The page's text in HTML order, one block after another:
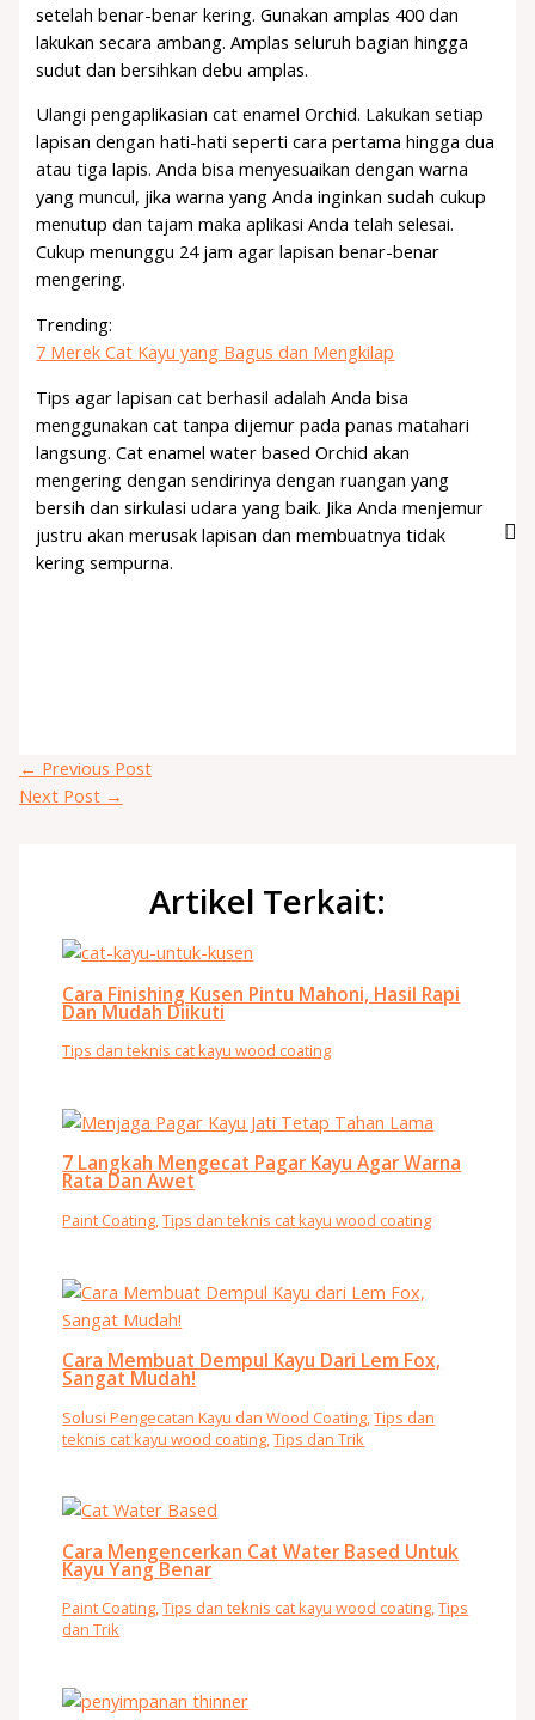
setelah benar-benar kering. Gunakan amplas 400 dan
lakukan secara ambang. Amplas seluruh bagian hingga
sudut dan bersihkan debu amplas.
Ulangi pengaplikasian cat enamel Orchid. Lakukan setiap
lapisan dengan hati-hati seperti cara pertama hingga dua
atau tiga lapis. Anda bisa menyesuaikan dengan warna
yang muncul, jika warna yang Anda inginkan sudah cukup
menutup dan tajam maka aplikasi Anda telah selesai.
Cukup menunggu 24 jam agar lapisan benar-benar
mengering.
Trending:
7 Merek Cat Kayu yang Bagus dan Mengkilap
Tips agar lapisan cat berhasil adalah Anda bisa
menggunakan cat tanpa dijemur pada panas matahari
langsung. Cat enamel water based Orchid akan
mengering dengan sendirinya dengan ruangan yang
bersih dan sirkulasi udara yang baik. Jika Anda menjemur
justru akan merusak lapisan dan membuatnya tidak
kering sempurna.
← Previous Post
Next Post →
Artikel Terkait:
Cara Finishing Kusen Pintu Mahoni, Hasil Rapi
Dan Mudah Diikuti
Tips dan teknis cat kayu wood coating
7 Langkah Mengecat Pagar Kayu Agar Warna
Rata Dan Awet
Paint Coating,Tips dan teknis cat kayu wood coating
Cara Membuat Dempul Kayu Dari Lem Fox,
Sangat Mudah!
Solusi Pengecatan Kayu dan Wood Coating ,Tips dan
teknis cat kayu wood coating ,Tips dan Trik
Cara Mengencerkan Cat Water Based Untuk
Kayu Yang Benar
Paint Coating,Tips dan teknis cat kayu wood coating,Tips
dan Trik